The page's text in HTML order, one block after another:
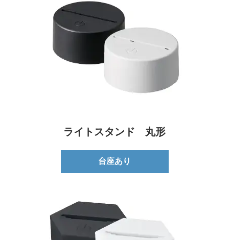
ライトスタンド 丸形
台座あり